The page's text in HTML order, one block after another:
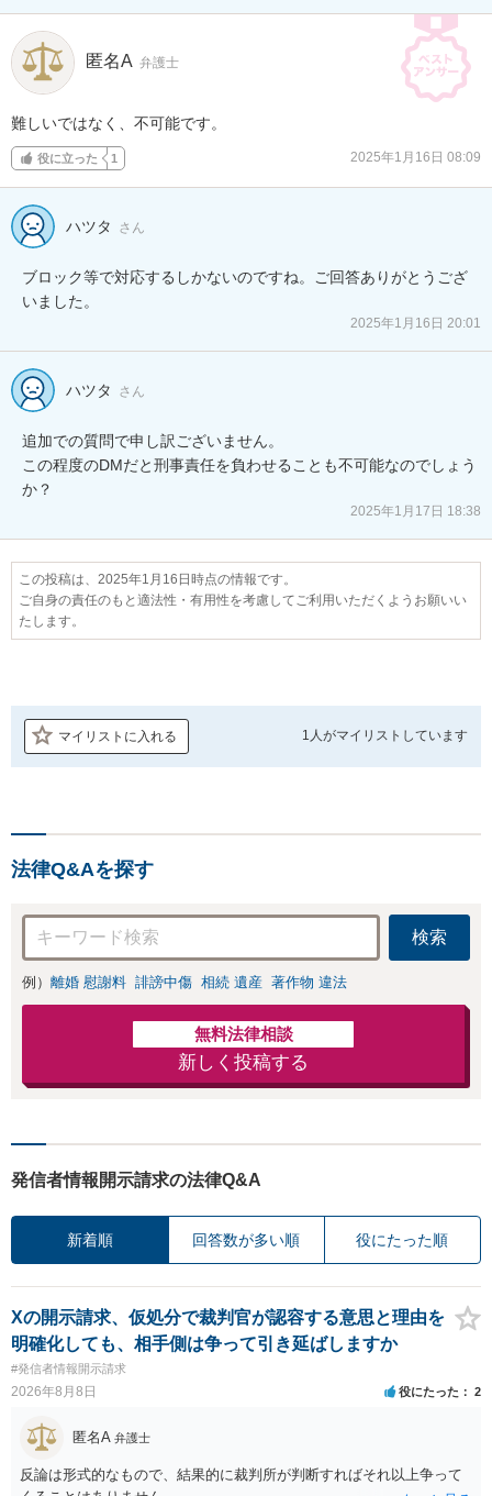
匿名A 弁護士
難しいではなく、不可能です。
役に立った 1 2025年1月16日 08:09
ハツタ さん
ブロック等で対応するしかないのですね。ご回答ありがとうござ
いました。
2025年1月16日 20:01
ハツタ さん
追加での質問で申し訳ございません。
この程度のDMだと刑事責任を負わせることも不可能なのでしょう
か？
2025年1月17日 18:38
この投稿は、2025年1月16日時点の情報です。
ご自身の責任のもと適法性・有用性を考慮してご利用いただくようお願いい
たします。
マイリストに入れる 1人がマイリストしています
法律Q&Aを探す
検索
例） 離婚 慰謝料 誹謗中傷 相続 遺産 著作物 違法
無料法律相談
新しく投稿する
発信者情報開示請求の法律Q&A
新着順 回答数が多い順 役にたった順
Xの開示請求、仮処分で裁判官が認容する意思と理由を
明確化しても、相手側は争って引き延ばしますか
#発信者情報開示請求
2026年8月8日 役にたった 2
匿名A 弁護士
反論は形式的なもので、結果的に裁判所が判断すればそれ以上争って